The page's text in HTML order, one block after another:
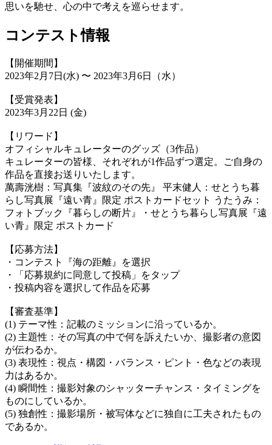
思いを馳せ、心の中で考えを巡らせます。
コンテスト情報
【開催期間】
2023年2月7日(水) 〜 2023年3月6日（水）
【受賞発表】
2023年3月22日 (金)
【リワード】
オフィシャルキュレーターのグッズ（3作品）
キュレーターの皆様、それぞれが1作品ずつ選定。ご自身の
作品を直接お送りいたします。
萬壽洸樹：写真集『波紋のその先』 平末健人：せとうち暮
らし写真展『遠い青』限定 ポストカードセット うたうみ：
フォトブック『暮らしの断片』・せとうち暮らし写真展『遠
い青』限定 ポストカード
【応募方法】
・コンテスト『海の距離』を選択
・「応募規約に同意して投稿」をタップ
・投稿内容を選択して作品を応募
【審査基準】
(1) テーマ性：記載のミッションに沿っているか。
(2) 主題性：その写真の中で何を訴えたいか、撮影者の意図
が伝わるか。
(3) 表現性：視点・構図・バランス・ピント・色などの表現
力はあるか。
(4) 瞬間性：撮影対象のシャッターチャンス・タイミングを
ものにしているか。
(5) 独創性：撮影場所・被写体などに独自に工夫されたもの
であるか。